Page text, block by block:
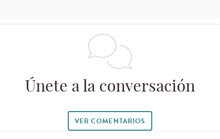
Únete a la conversación
VER COMENTARIOS